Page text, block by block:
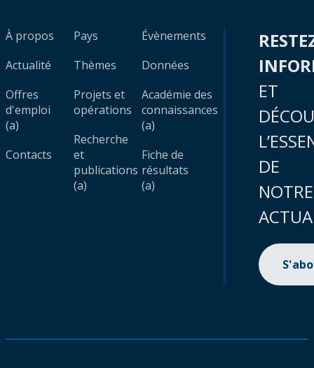
À propos
Actualité
Offres
d'emploi
(a)
Contacts
Pays
Thèmes
Projets et
opérations
Recherche
et
publications
(a)
Évènements
Données
Académie des
connaissances
(a)
Fiche de
résultats
(a)
ET
DE
NOTRE